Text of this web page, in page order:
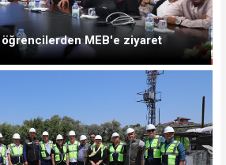
öğrencilerden MEB'e ziyaret